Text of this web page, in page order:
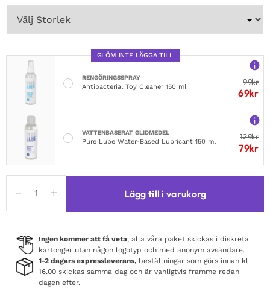
var:
499 kr.
är:
GLÖM INTE LÄGGA TILL
RENGÖRINGSSPRAY
Antibacterial Toy Cleaner 150 ml
99kr
69kr
VATTENBASERAT GLIDMEDEL
Pure Lube Water-Based Lubricant 150 ml
129kr
79kr
810-
BAB
&
Thong
Black
mängd
Lägg till i varukorg
Ingen kommer att få veta, alla våra paket skickas i diskreta
kartonger utan någon logotyp och med anonym avsändare.
1-2 dagars expressleverans, beställningar som görs innan kl
16.00 skickas samma dag och är vanligtvis framme redan
dagen efter.